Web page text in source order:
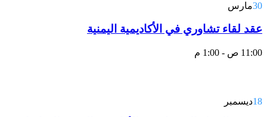
30مارس
عقد لقاء تشاوري في الأكاديمية اليمنية
11:00 ص - 1:00 م
18ديسمبر